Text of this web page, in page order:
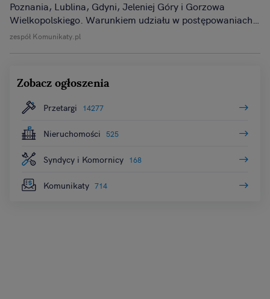
zespół Komunikaty.pl
Poznania, Lublina, Gdyni, Jeleniej Góry i Gorzowa
Wielkopolskiego. Warunkiem udziału w postępowaniach
jest wysłanie oferty oraz wpłacenie wadium.
Zobacz ogłoszenia
Przetargi 14277
Nieruchomości 525
Syndycy i Komornicy 168
Komunikaty 714